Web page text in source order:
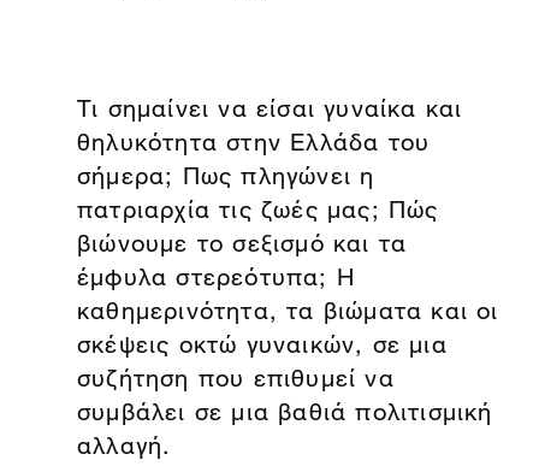
Τι σημαίνει να είσαι γυναίκα και
θηλυκότητα στην Ελλάδα του
σήμερα; Πως πληγώνει η
πατριαρχία τις ζωές μας; Πώς
βιώνουμε το σεξισμό και τα
έμφυλα στερεότυπα; Η
καθημερινότητα, τα βιώματα και οι
σκέψεις οκτώ γυναικών, σε μια
συζήτηση που επιθυμεί να
συμβάλει σε μια βαθιά πολιτισμική
αλλαγή.